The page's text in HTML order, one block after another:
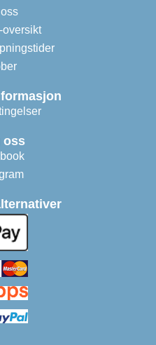
oversikt
oss